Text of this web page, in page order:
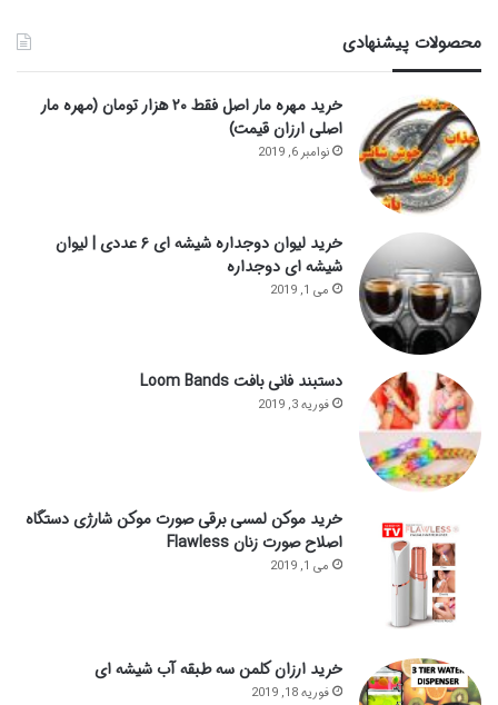
محصولات پیشنهادی
خرید مهره مار اصل فقط ۲۰ هزار تومان (مهره مار
اصلی ارزان قیمت)
نوامبر 6, 2019
خرید لیوان دوجداره شیشه ای ۶ عددی | لیوان
شیشه ای دوجداره
می 1, 2019
دستبند فانی بافت Loom Bands
فوریه 3, 2019
خرید موکن لمسی برقی صورت موکن شارژی دستگاه
اصلاح صورت زنان Flawless
می 1, 2019
خرید ارزان کلمن سه طبقه آب شیشه ای
فوریه 18, 2019